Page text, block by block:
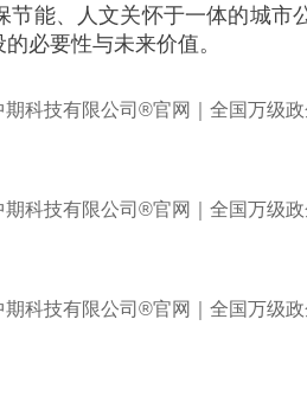
能、人文关怀于一体的城
必要性与未来价值。